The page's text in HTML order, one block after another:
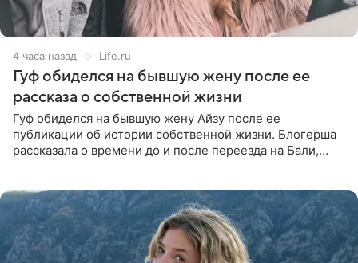
4 часа назад Life.ru
Гуф обиделся на бывшую жену после ее
рассказа о собственной жизни
Гуф обиделся на бывшую жену Айзу после ее
публикации об истории собственной жизни. Блогерша
рассказала о времени до и после переезда на Бали,